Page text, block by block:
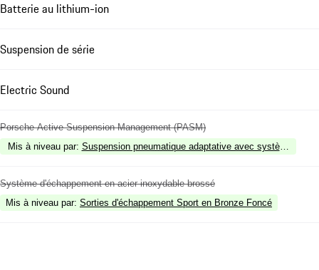
Batterie au lithium-ion
Suspension de série
Electric Sound
Porsche Active Suspension Management (PASM)
Mis à niveau par: Suspension pneumatique adaptative avec système de
Système d'échappement en acier inoxydable brossé
Mis à niveau par: Sorties d'échappement Sport en Bronze Foncé